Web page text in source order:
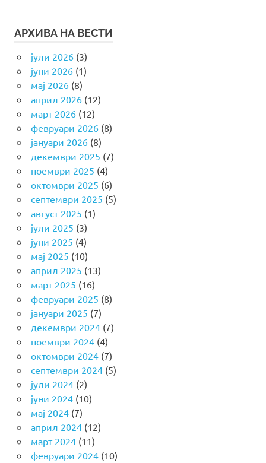
АРХИВА НА ВЕСТИ
јули 2026(3)
јуни 2026(1)
мај 2026(8)
април 2026(12)
март 2026(12)
февруари 2026(8)
јануари 2026(8)
декември 2025 (7)
ноември 2025 (4)
октомври 2025 (6)
септември 2025 (5)
август 2025 (1)
јули 2025 (3)
јуни 2025 (4)
мај 2025 (10)
април 2025 (13)
март 2025 (16)
февруари 2025 (8)
јануари 2025 (7)
декември 2024(7)
ноември 2024(4)
октомври 2024(7)
септември 2024(5)
јули 2024(2)
јуни 2024(10)
мај 2024(7)
април 2024(12)
март 2024(11)
февруари 2024(10)